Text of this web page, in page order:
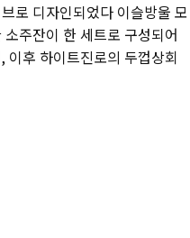
로 디자인되었다 이슬방울 모
주잔이 한 세트로 구성되어
후 하이트진로의 두껍상회